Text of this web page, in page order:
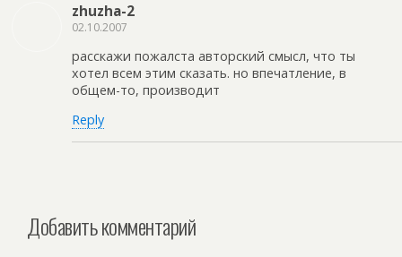
zhuzha-2
02.10.2007
расскажи пожалста авторский смысл, что ты
хотел всем этим сказать. но впечатление, в
общем-то, производит
Reply
Добавить комментарий